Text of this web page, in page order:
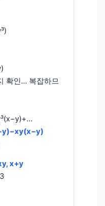
확인… 복잡하므
x+y